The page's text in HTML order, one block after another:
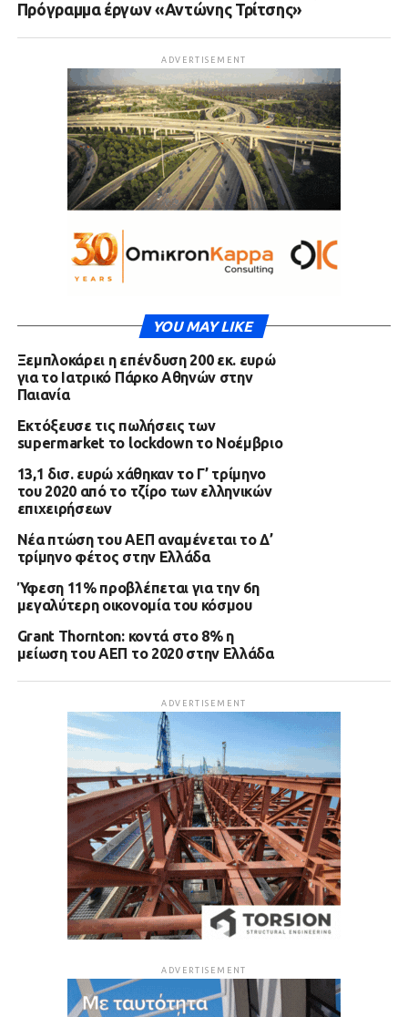
Πρόγραμμα έργων «Αντώνης Τρίτσης»
ADVERTISEMENT
YOU MAY LIKE
Ξεμπλοκάρει η επένδυση 200 εκ. ευρώ
για το Ιατρικό Πάρκο Αθηνών στην
Παιανία
Εκτόξευσε τις πωλήσεις των
supermarket το lockdown το Νοέμβριο
13,1 δισ. ευρώ χάθηκαν το Γ’ τρίμηνο
του 2020 από το τζίρο των ελληνικών
επιχειρήσεων
Νέα πτώση του ΑΕΠ αναμένεται το Δ’
τρίμηνο φέτος στην Ελλάδα
Ύφεση 11% προβλέπεται για την 6η
μεγαλύτερη οικονομία του κόσμου
Grant Thornton: κοντά στο 8% η
μείωση του ΑΕΠ το 2020 στην Ελλάδα
ADVERTISEMENT
ADVERTISEMENT